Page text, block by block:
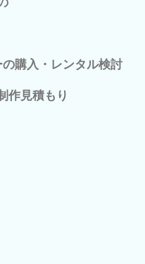
購入・レンタル検討
作見積もり